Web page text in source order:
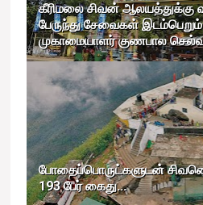
கீரிமலை சிவன்
பேருந்து சேவைகள்
முகாமையாளர் குணபால செல்வம்
போதைப்பொருட்களுடன்
193 பேர் கைது...